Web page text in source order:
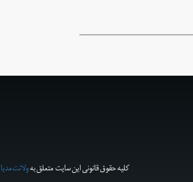
کلیه حقوق قانونی این سایت متعلق بهولانت‌مدیا